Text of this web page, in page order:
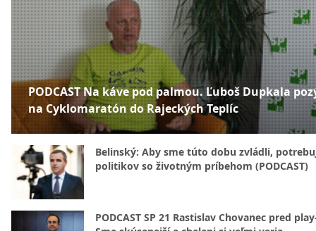
PODCAST Na káve pod palmou. Ľuboš Dupkala
na Cyklomaratón do Rajeckých Teplíc
Belinský: Aby sme túto dobu zvládli,
politikov so životným príbehom (PODCAST)
PODCAST SP 21 Rastislav Chovanec pred